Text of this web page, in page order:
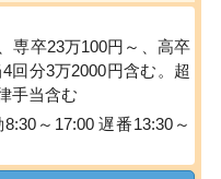
専卒23万100円～、高卒
回分3万2000円含む。超
手当含む
～17:00 遅番13:30～